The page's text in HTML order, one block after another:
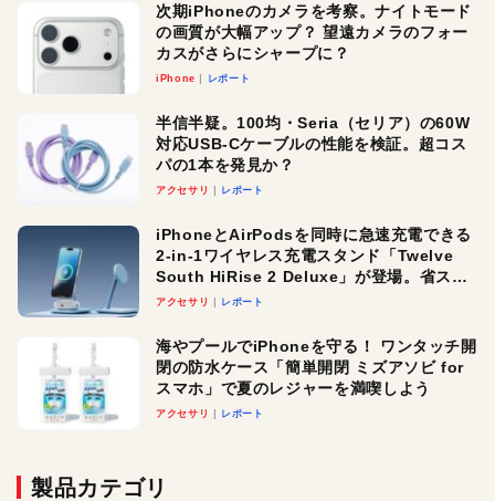
次期iPhoneのカメラを考察。ナイトモード
の画質が大幅アップ？ 望遠カメラのフォー
カスがさらにシャープに？
iPhone レポート
半信半疑。100均・Seria（セリア）の60W
対応USB-Cケーブルの性能を検証。超コス
パの1本を発見か？
アクセサリ レポート
iPhoneとAirPodsを同時に急速充電できる
2-in-1ワイヤレス充電スタンド「Twelve
South HiRise 2 Deluxe」が登場。省スペ
ースでおしゃれに充電したい人にオスス
アクセサリ レポート
海やプールでiPhoneを守る！ ワンタッチ開
閉の防水ケース「簡単開閉 ミズアソビ for
スマホ」で夏のレジャーを満喫しよう
アクセサリ レポート
製品カテゴリ